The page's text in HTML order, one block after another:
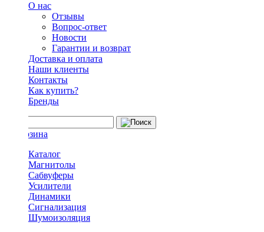
О нас
Отзывы
Вопрос-ответ
Новости
Гарантии и возврат
Доставка и оплата
Наши клиенты
Контакты
Как купить?
Бренды
Каталог
Магнитолы
Сабвуферы
Усилители
Динамики
Сигнализация
Шумоизоляция